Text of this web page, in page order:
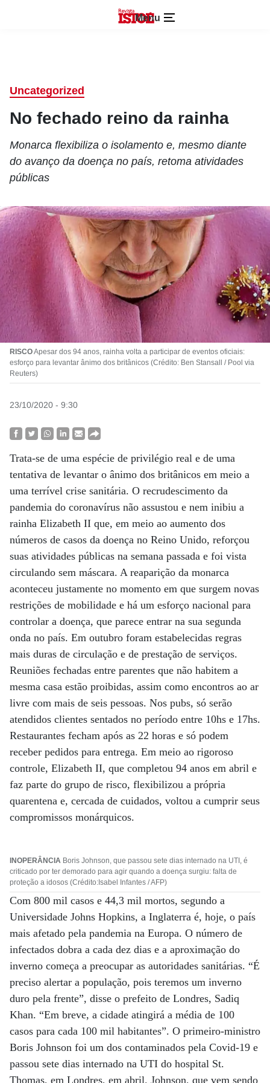
Menu
Uncategorized
No fechado reino da rainha
Monarca flexibiliza o isolamento e, mesmo diante
do avanço da doença no país, retoma atividades
públicas
RISCOApesar dos 94 anos, rainha volta a participar de eventos oficiais:
esforço para levantar ânimo dos britânicos (Crédito: Ben Stansall / Pool via
Reuters)
23/10/2020 - 9:30
Trata-se de uma espécie de privilégio real e de uma
tentativa de levantar o ânimo dos britânicos em meio a
uma terrível crise sanitária. O recrudescimento da
pandemia do coronavírus não assustou e nem inibiu a
rainha Elizabeth II que, em meio ao aumento dos
números de casos da doença no Reino Unido, reforçou
suas atividades públicas na semana passada e foi vista
circulando sem máscara. A reaparição da monarca
aconteceu justamente no momento em que surgem novas
restrições de mobilidade e há um esforço nacional para
controlar a doença, que parece entrar na sua segunda
onda no país. Em outubro foram estabelecidas regras
mais duras de circulação e de prestação de serviços.
Reuniões fechadas entre parentes que não habitem a
mesma casa estão proibidas, assim como encontros ao ar
livre com mais de seis pessoas. Nos pubs, só serão
atendidos clientes sentados no período entre 10hs e 17hs.
Restaurantes fecham após as 22 horas e só podem
receber pedidos para entrega. Em meio ao rigoroso
controle, Elizabeth II, que completou 94 anos em abril e
faz parte do grupo de risco, flexibilizou a própria
quarentena e, cercada de cuidados, voltou a cumprir seus
compromissos monárquicos.
INOPERÂNCIA Boris Johnson, que passou sete dias internado na UTI, é
criticado por ter demorado para agir quando a doença surgiu: falta de
proteção a idosos (Crédito:Isabel Infantes / AFP)
Com 800 mil casos e 44,3 mil mortos, segundo a
Universidade Johns Hopkins, a Inglaterra é, hoje, o país
mais afetado pela pandemia na Europa. O número de
infectados dobra a cada dez dias e a aproximação do
inverno começa a preocupar as autoridades sanitárias. “É
preciso alertar a população, pois teremos um inverno
duro pela frente”, disse o prefeito de Londres, Sadiq
Khan. “Em breve, a cidade atingirá a média de 100
casos para cada 100 mil habitantes”. O primeiro-ministro
Boris Johnson foi um dos contaminados pela Covid-19 e
passou sete dias internado na UTI do hospital St.
Thomas, em Londres, em abril. Johnson, que vem sendo